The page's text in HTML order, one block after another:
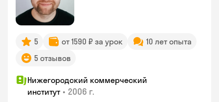
5 от 1590 ₽ за урок
10 лет опыта
5 отзывов
Нижегородский коммерческий
институт • 2006 г.